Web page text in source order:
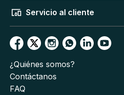
Servicio al cliente
¿Quiénes somos?
Contáctanos
FAQ